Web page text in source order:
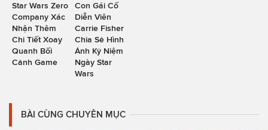
Star Wars Zero
Company Xác
Nhận Thêm
Chi Tiết Xoay
Quanh Bối
Cảnh Game
Con Gái Cố
Diễn Viên
Carrie Fisher
Chia Sẻ Hình
Ảnh Kỷ Niệm
Ngày Star
Wars
BÀI CÙNG CHUYÊN MỤC